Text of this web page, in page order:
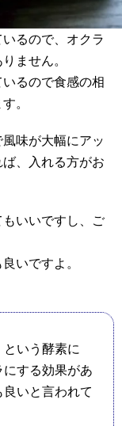
るので、オクラ
ません。
るので食感の相
。
味が大幅にアッ
、入れる方がお
いいですし、ご
いですよ。
いう酵素に
する効果があ
いと言われて